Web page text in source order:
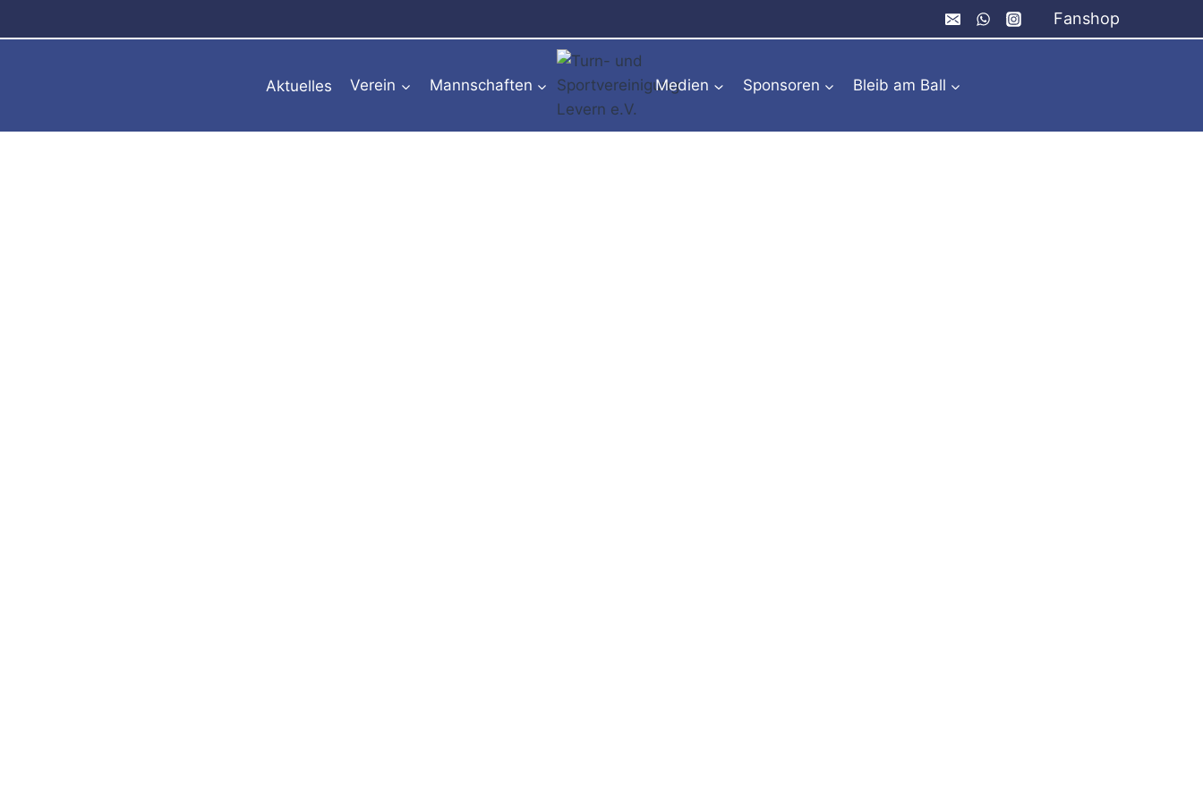
Inhalt
Fanshop
Aktuelles Verein Mannschaften Medien Sponsoren Bleib am Ball